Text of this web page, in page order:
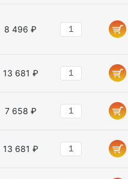
8 496 ₽
13 681 ₽
7 658 ₽
13 681 ₽